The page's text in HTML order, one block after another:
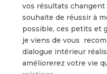
vos résultats changent
souhaite de réussir à
possible, ces petits et
je viens de vous
dialogue intérieur
améliorerez votre vie